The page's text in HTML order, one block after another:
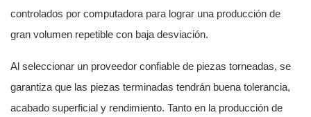
controlados por computadora para lograr una producción de
gran volumen repetible con baja desviación.
Al seleccionar un proveedor confiable de piezas torneadas, se
garantiza que las piezas terminadas tendrán buena tolerancia,
acabado superficial y rendimiento. Tanto en la producción de